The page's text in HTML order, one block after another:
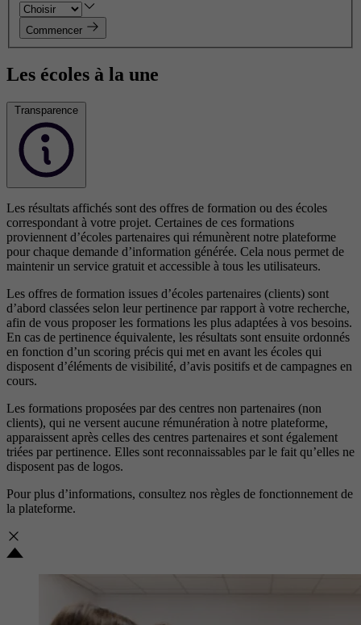
Commencer
Les écoles à la une
Transparence
Les résultats affichés sont des offres de formation ou des écoles
correspondant à votre projet. Certaines de ces formations
proviennent d’écoles partenaires qui rémunèrent notre plateforme
pour chaque demande d’information générée. Cela nous permet de
maintenir un service gratuit et accessible à tous les utilisateurs.
Les offres de formation issues d’écoles partenaires (clients) sont
d’abord classées selon leur pertinence par rapport à votre recherche,
afin de vous proposer les formations les plus adaptées à vos besoins.
En cas de pertinence équivalente, les résultats sont ensuite ordonnés
en fonction d’un scoring précis qui met en avant les écoles qui
disposent d’éléments de visibilité, d’avis positifs et de campagnes en
cours.
Les formations proposées par des centres non partenaires (non
clients), qui ne versent aucune rémunération à notre plateforme,
apparaissent après celles des centres partenaires et sont également
triées par pertinence. Elles sont reconnaissables par le fait qu’elles ne
disposent pas de logos.
Pour plus d’informations, consultez nos règles de fonctionnement de
la plateforme.